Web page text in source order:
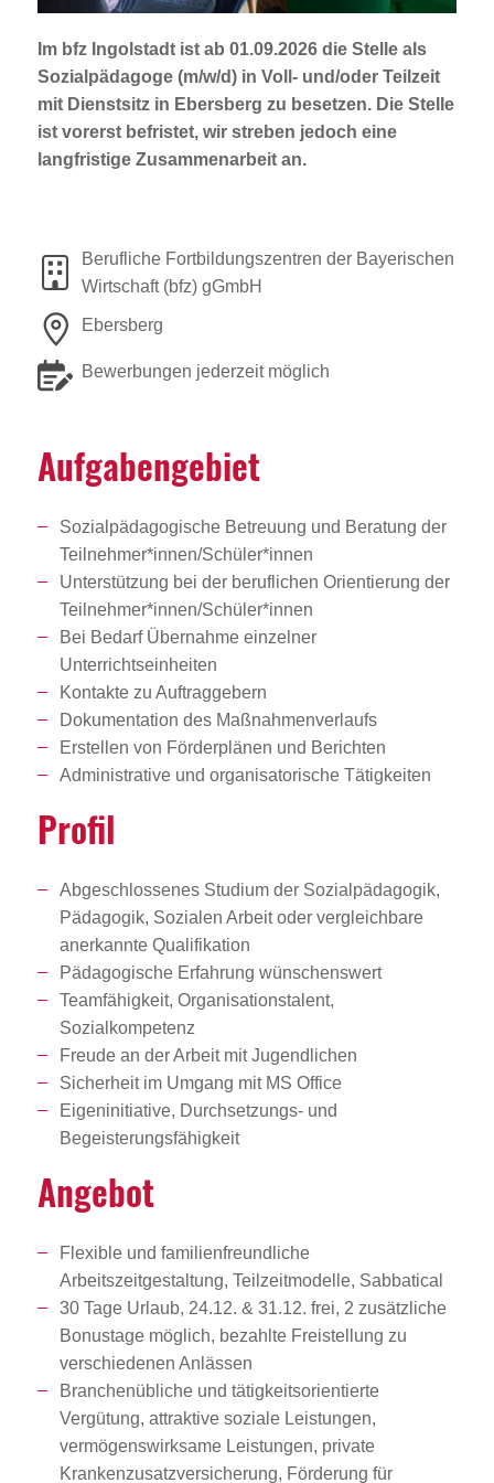
Jobportal
Presse und Medien
bbw e. V.
Presse
Im bfz Ingolstadt ist ab 01.09.2026 die Stelle als
Sozialpädagoge (m/w/d) in Voll- und/oder Teilzeit
mit Dienstsitz in Ebersberg zu besetzen. Die Stelle
ist vorerst befristet, wir streben jedoch eine
langfristige Zusammenarbeit an.
Berufliche Fortbildungszentren der Bayerischen
Wirtschaft (bfz) gGmbH
Ebersberg
Bewerbungen jederzeit möglich
Aufga­ben­ge­biet
Sozialpädagogische Betreuung und Beratung der
Teilnehmer*innen/Schüler*innen
Unterstützung bei der beruflichen Orientierung der
Teilnehmer*innen/Schüler*innen
Bei Bedarf Übernahme einzelner
Unterrichtseinheiten
Kontakte zu Auftraggebern
Dokumentation des Maßnahmenverlaufs
Erstellen von Förderplänen und Berichten
Administrative und organisatorische Tätigkeiten
Profil
Abgeschlossenes Studium der Sozialpädagogik,
Pädagogik, Sozialen Arbeit oder vergleichbare
anerkannte Qualifikation
Pädagogische Erfahrung wünschenswert
Teamfähigkeit, Organisationstalent,
Sozialkompetenz
Freude an der Arbeit mit Jugendlichen
Sicherheit im Umgang mit MS Office
Eigeninitiative, Durchsetzungs- und
Begeisterungsfähigkeit
Angebot
Flexible und familienfreundliche
Arbeitszeitgestaltung, Teilzeitmodelle, Sabbatical
30 Tage Urlaub, 24.12. & 31.12. frei, 2 zusätzliche
Bonustage möglich, bezahlte Freistellung zu
verschiedenen Anlässen
Branchenübliche und tätigkeitsorientierte
Vergütung, attraktive soziale Leistungen,
vermögenswirksame Leistungen, private
Krankenzusatzversicherung, Förderung für